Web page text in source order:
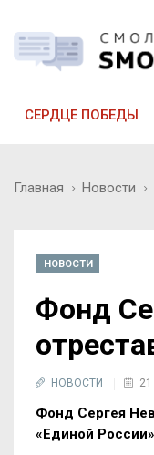
СЕРДЦЕ ПОБЕДЫ
Главная Новости
НОВОСТИ
Фонд
НОВОСТИ
Фонд Сергея
«Единой